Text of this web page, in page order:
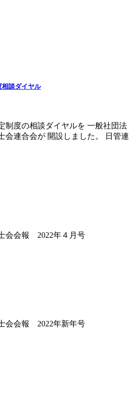
相談ダイヤル
制度の相談ダイヤルを 一般社団法
会連合会が 開設しました。 日管連
会会報 2022年４月号
会会報 2022年新年号